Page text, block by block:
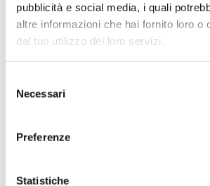
pubblicità e social media, i quali
altre informazioni che hai fornito loro o
dal tuo utilizzo dei loro servizi.
delNecessari
Preferenze
Statistiche
E-MAIL *
AZIENDA
FUNZIONE AZIENDALE